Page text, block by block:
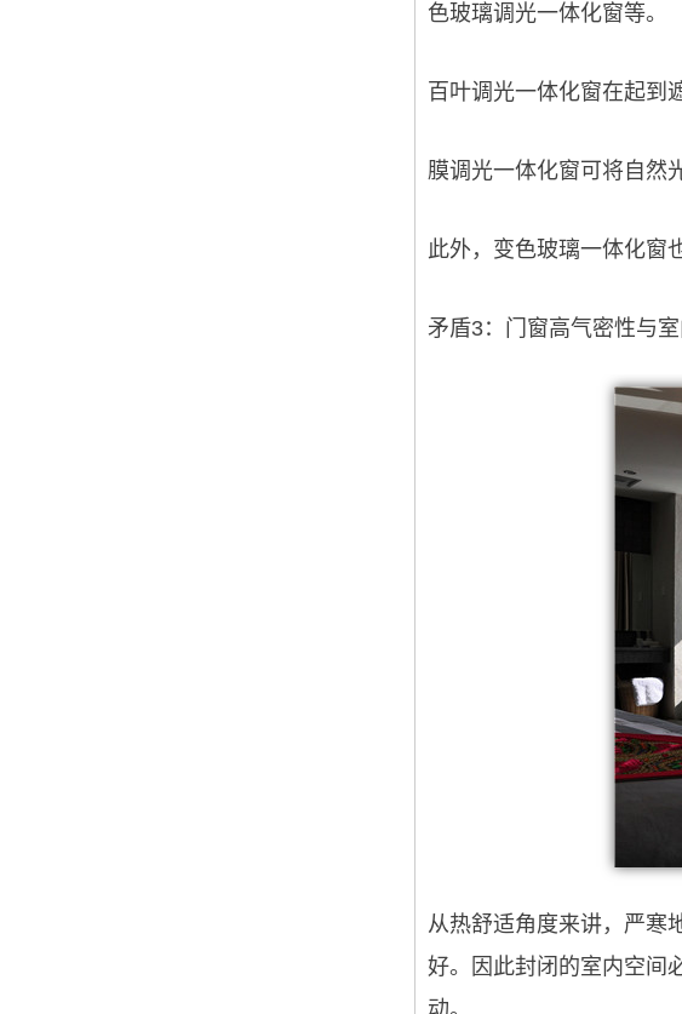
色玻璃调光一体化窗等。
百叶调光一体化窗在起到
膜调光一体化窗可将自然
此外，变色玻璃一体化窗
矛盾3：门窗高气密性与
从热舒适角度来讲，严寒
好。因此封闭的室内空间
动。